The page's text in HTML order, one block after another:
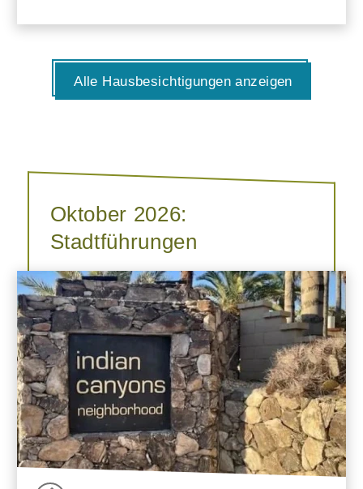
Alle Hausbesichtigungen anzeigen
Oktober 2026:
Stadtführungen